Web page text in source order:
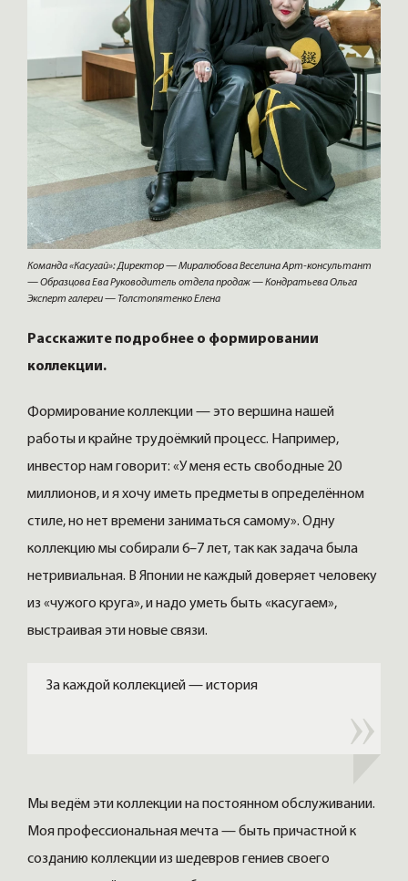
Команда «Касугай»: Директор — Миралюбова Веселина Арт-консультант
— Образцова Ева Руководитель отдела продаж — Кондратьева Ольга
Эксперт галереи — Толстопятенко Елена
Расскажите подробнее о формировании
коллекции.
Формирование коллекции — это вершина нашей
работы и крайне трудоёмкий процесс. Например,
инвестор нам говорит: «У меня есть свободные 20
миллионов, и я хочу иметь предметы в определённом
стиле, но нет времени заниматься самому». Одну
коллекцию мы собирали 6–7 лет, так как задача была
нетривиальная. В Японии не каждый доверяет человеку
из «чужого круга», и надо уметь быть «касугаем»,
выстраивая эти новые связи.
За каждой коллекцией — история
Мы ведём эти коллекции на постоянном обслуживании.
Моя профессиональная мечта — быть причастной к
созданию коллекции из шедевров гениев своего